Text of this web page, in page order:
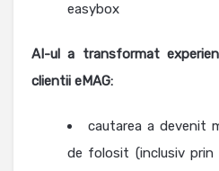
easybox
AI-ul a transformat
clientii eMAG:
cautarea a devenit
de folosit (inclusiv prin